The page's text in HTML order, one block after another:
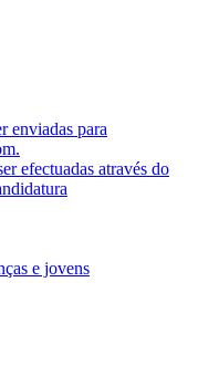
enviadas para
efectuadas através do
e jovens